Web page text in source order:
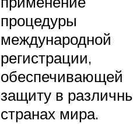
процедуры
международной
регистрации,
обеспечивающей
защиту в
странах мира.